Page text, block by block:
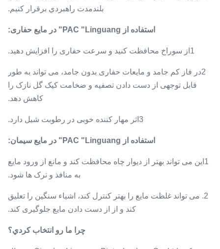
بلندمدت راهبردي برقرار کنيم.
استفاده از PAC "Linguang" در مایع حفاری:
1از سوراخ محافظت کنید و سرعت حفاری را افزایش دهید.
2در فاز کم جامد و مایعات حفاری بدون جامد، می تواند به طور
قابل توجهی از دست دادن تصفیه و ضخامت کیک گل نازک را
کاهش دهد.
3اثر مهار کننده خوبی در رطوبت شیل دارد.
استفاده از PAC "Linguang" در مایع سیمان:
1این می تواند بهتر از دیوار چاه محافظت کند و مانع از ورود مایع
به منافذ و ترک ها شود.
2. می تواند غلظت مایع را بهتر کنترل کند، اشیاء سنگین را تعلیق
کند و از از دست دادن مایع جلوگیری کند.
چرا ما رو انتخاب کردي؟